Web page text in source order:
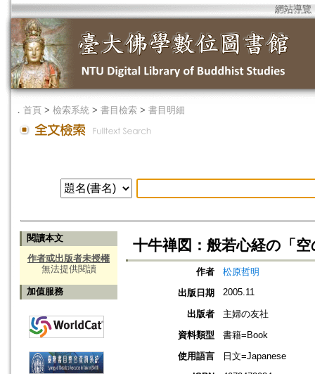
網站導覽
． 首頁 > 檢索系統 > 書目檢索 > 書目明細
閱讀本文
作者或出版者未授權
無法提供閱讀
加值服務
十牛禅図：般若心経の「
作者
松原哲明
出版日期
2005.11
出版者
主婦の友社
資料類型
書籍=Book
使用語言
日文=Japanese